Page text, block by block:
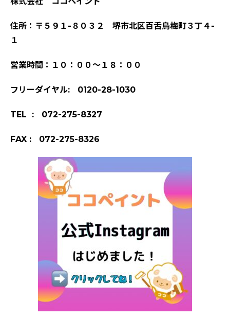
住所：〒５９１-８０３２ 堺市北区百舌鳥梅町３丁４-
１
営業時間：１０：００～１８：００
フリーダイヤル: 0120-28-1030
TEL : 072-275-8327
FAX : 072-275-8326